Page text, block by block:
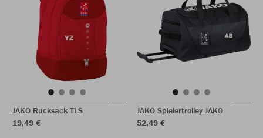
JAKO Rucksack TLS
19,49 €
JAKO Spielertrolley JAKO
52,49 €